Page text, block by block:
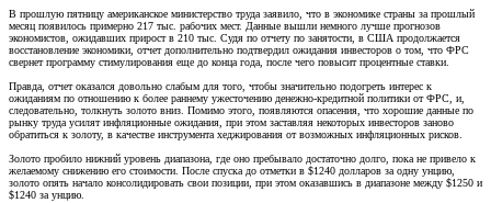
В прошлую пятницу американское министерство труда заявило, что в экономике страны за прошлый
месяц появилось примерно 217 тыс. рабочих мест. Данные вышли немного лучше прогнозов
экономистов, ожидавших прирост в 210 тыс. Судя по отчету по занятости, в США продолжается
восстановление экономики, отчет дополнительно подтвердил ожидания инвесторов о том, что ФРС
свернет программу стимулирования еще до конца года, после чего повысит процентные ставки.
Правда, отчет оказался довольно слабым для того, чтобы значительно подогреть интерес к
ожиданиям по отношению к более раннему ужесточению денежно-кредитной политики от ФРС, и,
следовательно, толкнуть золото вниз. Помимо этого, появляются опасения, что хорошие данные по
рынку труда усилят инфляционные ожидания, при этом заставляя некоторых инвесторов заново
обратиться к золоту, в качестве инструмента хеджирования от возможных инфляционных рисков.
Золото пробило нижний уровень диапазона, где оно пребывало достаточно долго, пока не привело к
желаемому снижению его стоимости. После спуска до отметки в $1240 долларов за одну унцию,
золото опять начало консолидировать свои позиции, при этом оказавшись в диапазоне между $1250 и
$1240 за унцию.